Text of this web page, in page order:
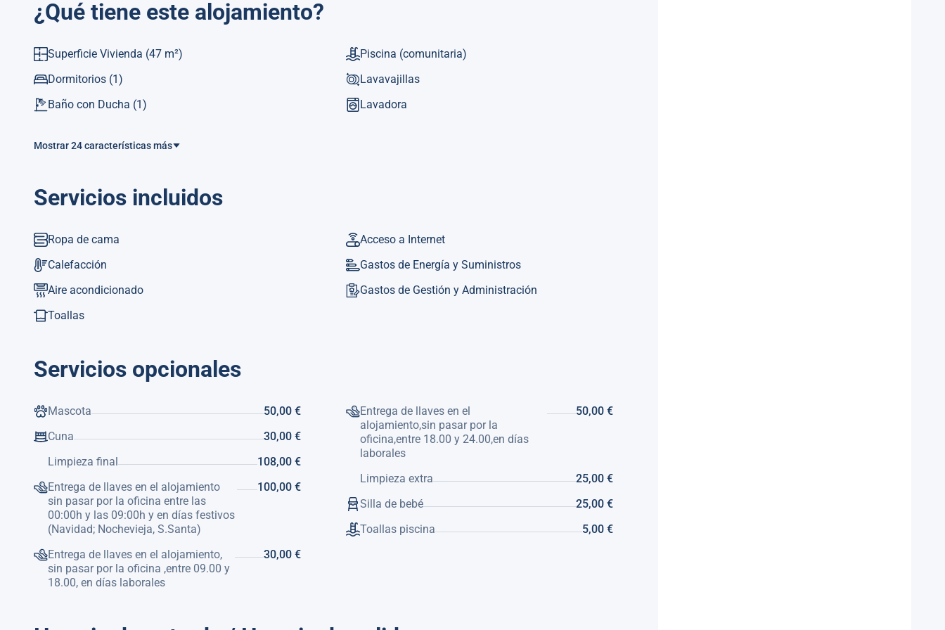
Dispone de ascensor, acceso gratuito a internet (wifi), calefacción bomba de calor, aire acondicionado en todo el
La cocina americana, de vitrocerámica, está equipada con nevera, microondas, horno, congelador, lavadora,
lavavajillas, vajilla/cubertería, utensilios/cocina, cafetera, tostadora, hervidor de agua y exprimidor.
Ref. Turística: VT-484956-A
¿Qué tiene este alojamiento?
Superficie Vivienda (47 m²)
Dormitorios (1)
Baño con Ducha (1)
Piscina (comunitaria)
Lavavajillas
Lavadora
Mostrar 24 características más
Servicios incluidos
Ropa de cama
Calefacción
Aire acondicionado
Toallas
Acceso a Internet
Gastos de Energía y Suministros
Gastos de Gestión y Administración
Servicios opcionales
Mascota
50,00 €
Cuna
30,00 €
Limpieza final
108,00 €
Entrega de llaves en el alojamiento
sin pasar por la oficina entre las
00:00h y las 09:00h y en días festivos
(Navidad; Nochevieja, S.Santa)
100,00 €
Entrega de llaves en el alojamiento,
sin pasar por la oficina ,entre 09.00 y
18.00, en días laborales
30,00 €
Entrega de llaves en el
alojamiento,sin pasar por la
oficina,entre 18.00 y 24.00,en días
laborales
50,00 €
Limpieza extra
25,00 €
Silla de bebé
25,00 €
Toallas piscina
5,00 €